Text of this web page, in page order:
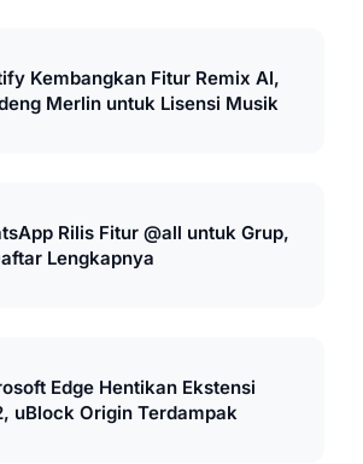
Kembangkan Fitur Remix AI,
Merlin untuk Lisensi Musik
Rilis Fitur @all untuk Grup,
Lengkapnya
Edge Hentikan Ekstensi
uBlock Origin Terdampak